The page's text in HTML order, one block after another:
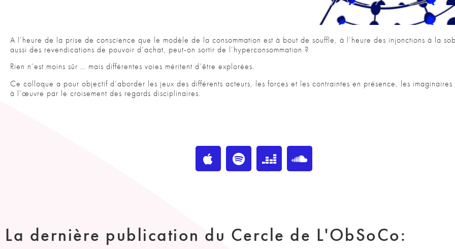
A l’heure de la prise de conscience que le modèle de la consommation est à bout de souffle, à l’heure des injonctions à la
aussi des revendications de pouvoir d’achat, peut-on sortir de l’hyperconsommation ?
Rien n’est moins sûr … mais différentes voies méritent d’être explorées.
Ce colloque a pour objectif d’aborder les jeux des différents acteurs, les forces et les contraintes en présence, les imaginaires
à l’œuvre par le croisement des regards disciplinaires.
La dernière publication du Cercle de L'ObSoCo: